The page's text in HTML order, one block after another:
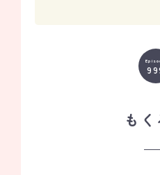
もく